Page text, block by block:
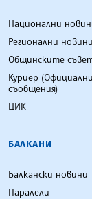
Национални
Регионални новини
Общинските
Куриер
съобщения)
ЦИК
БАЛКАНИ
Балкански новини
Паралели